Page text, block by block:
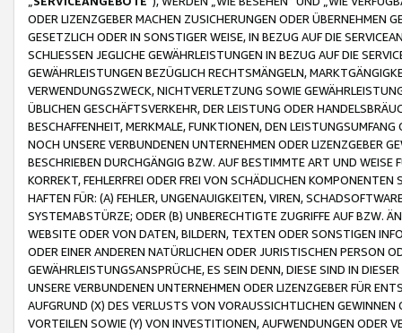
ODER LIZENZGEBER MACHEN ZUSICHERUNGEN ODER ÜBERNEHMEN
GESETZLICH ODER IN SONSTIGER WEISE, IN BEZUG AUF DIE
SCHLIESSEN JEGLICHE GEWÄHRLEISTUNGEN IN BEZUG AUF DIE
GEWÄHRLEISTUNGEN BEZÜGLICH RECHTSMÄNGELN,
VERWENDUNGSZWECK, NICHTVERLETZUNG SOWIE
ÜBLICHEN GESCHÄFTSVERKEHR, DER LEISTUNG ODER
BESCHAFFENHEIT, MERKMALE, FUNKTIONEN, DEN
NOCH UNSERE VERBUNDENEN UNTERNEHMEN ODER LIZENZGEBER
BESCHRIEBEN DURCHGÄNGIG BZW. AUF BESTIMMTE ART UND
KORREKT, FEHLERFREI ODER FREI VON SCHÄDLICHEN
HAFTEN FÜR: (A) FEHLER, UNGENAUIGKEITEN, VIREN,
SYSTEMABSTÜRZE; ODER (B) UNBERECHTIGTE ZUGRIFFE AUF BZW.
WEBSITE ODER VON DATEN, BILDERN, TEXTEN ODER SONSTIGEN
ODER EINER ANDEREN NATÜRLICHEN ODER JURISTISCHEN PERSON
GEWÄHRLEISTUNGSANSPRÜCHE, ES SEIN DENN, DIESE SIND IN
UNSERE VERBUNDENEN UNTERNEHMEN ODER LIZENZGEBER FÜR
AUFGRUND (X) DES VERLUSTS VON VORAUSSICHTLICHEN
VORTEILEN SOWIE (Y) VON INVESTITIONEN, AUFWENDUNGEN ODER